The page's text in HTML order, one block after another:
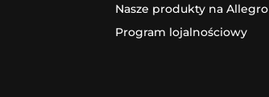
Nasze produkty na Allegro
Program lojalnościowy